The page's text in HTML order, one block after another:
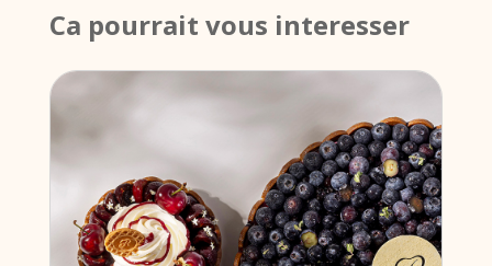
Ca pourrait vous interesser